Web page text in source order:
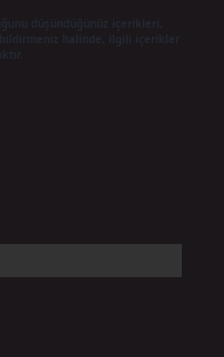
düşündüğünüz içerikleri,